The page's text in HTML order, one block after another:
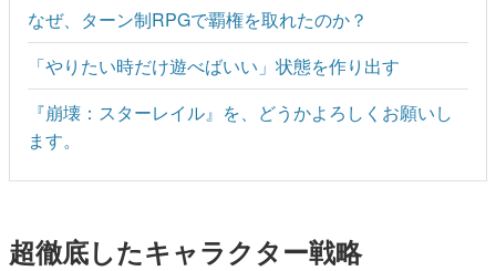
なぜ、ターン制RPGで覇権を取れたのか？
「やりたい時だけ遊べばいい」状態を作り出す
『崩壊：スターレイル』を、どうかよろしくお願いし
ます。
超徹底したキャラクター戦略